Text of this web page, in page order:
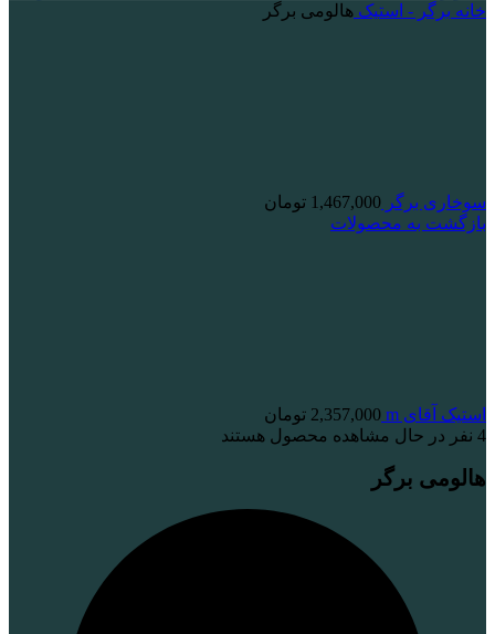
خانه برگر - استیک هالومی برگر
سوخاری برگر 1,467,000 تومان
بازگشت به محصولات
استیک آقای m 2,357,000 تومان
4 نفر در حال مشاهده محصول هستند
هالومی برگر